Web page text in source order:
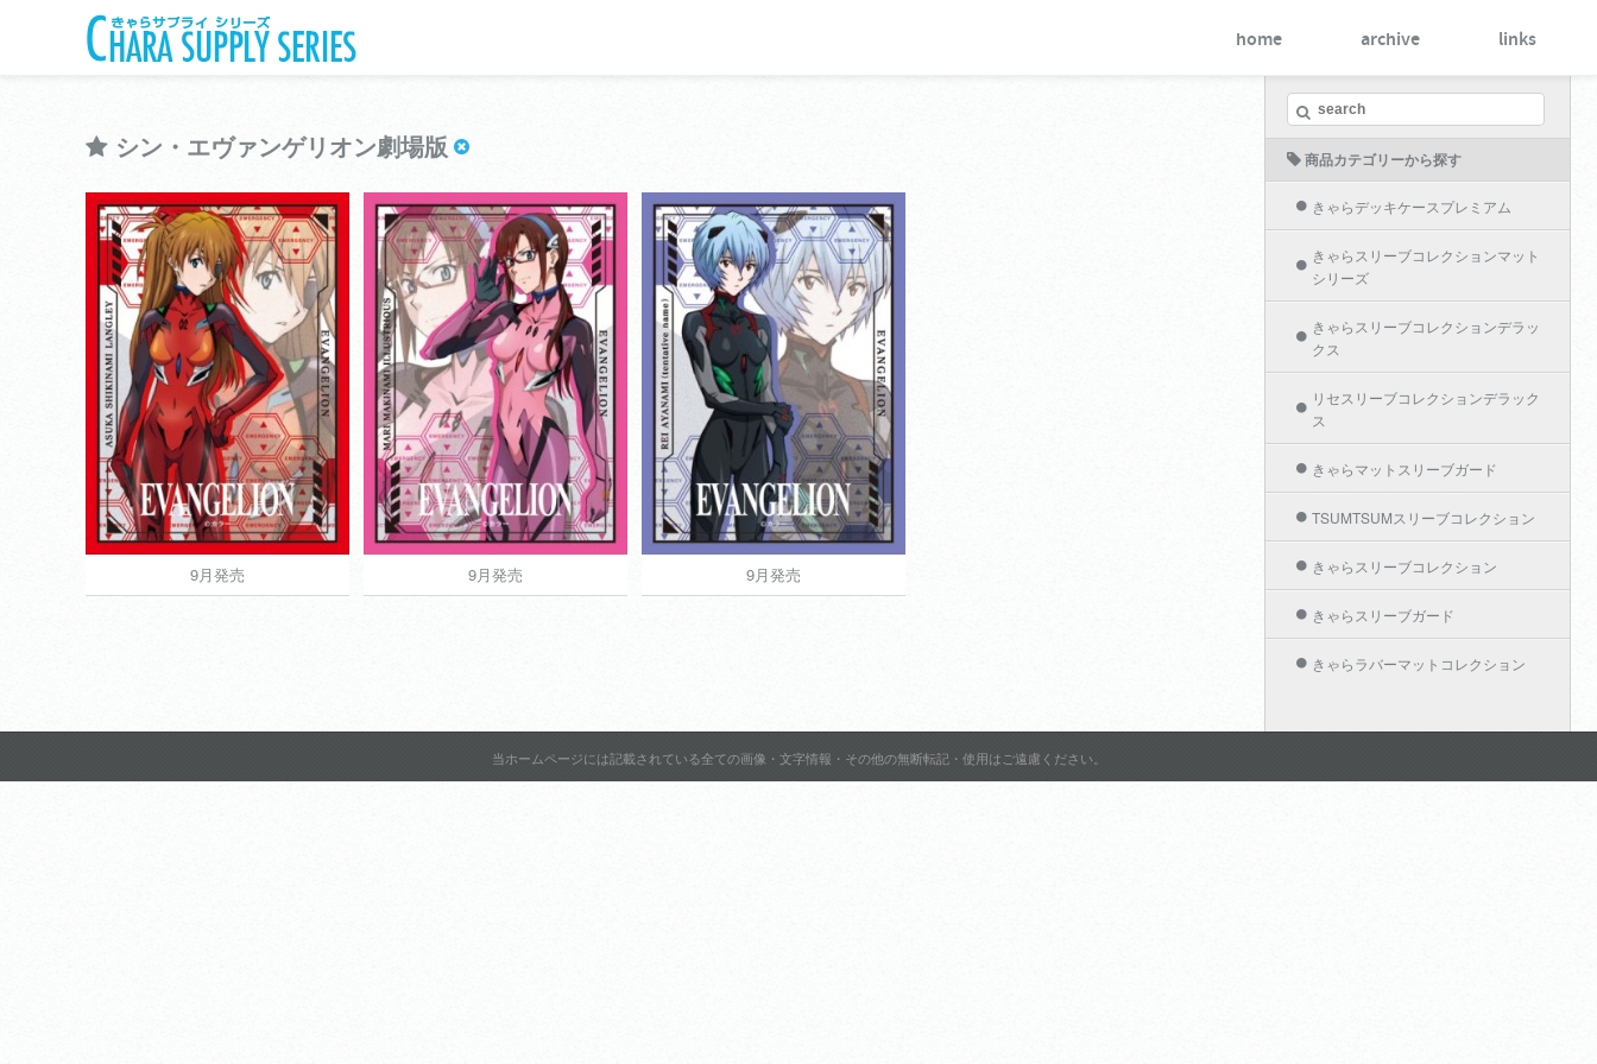
home archive links
シン・エヴァンゲリオン劇場版
9月発売
きゃらスリーブコレクションマットシリー
ズ
シン・エヴァンゲリオン劇
場版
View more
9月発売 9月発売
きゃらスリーブコレクションマットシリー
ズ
シン・エヴァンゲリオン劇
場版
View more
9月発売 9月発売
きゃらスリーブコレクションマットシリー
ズ
シン・エヴァンゲリオン劇
場版
View more
9月発売
商品カテゴリーから探す
きゃらデッキケースプレミアム
きゃらスリーブコレクションマット
シリーズ
きゃらスリーブコレクションデラッ
クス
リセスリーブコレクションデラック
ス
きゃらマットスリーブガード
TSUMTSUMスリーブコレクション
きゃらスリーブコレクション
きゃらスリーブガード
きゃらラバーマットコレクション
当ホームページには記載されている全ての画像・文字情報・その他の無断転記・使用はご遠慮ください。